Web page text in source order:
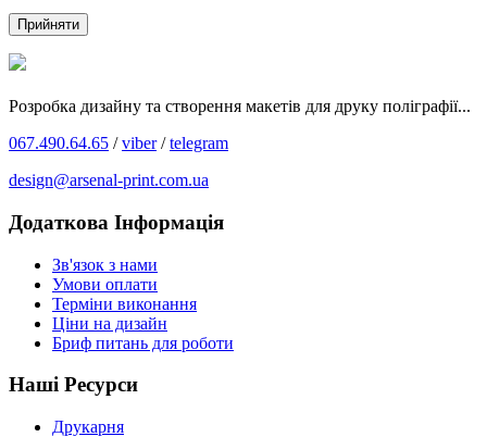
Прийняти
Розробка дизайну та створення макетів для друку поліграфії...
067.490.64.65 /viber/telegram
design@arsenal-print.com.ua
Додаткова Інформація
Зв'язок з нами
Умови оплати
Терміни виконання
Ціни на дизайн
Бриф питань для роботи
Наші Ресурси
Друкарня